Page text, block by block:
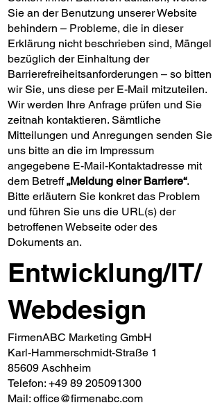
Sie an der Benutzung unserer Website
behindern – Probleme, die in dieser
Erklärung nicht beschrieben sind, Mängel
bezüglich der Einhaltung der
Barrierefreiheitsanforderungen – so bitten
wir Sie, uns diese per E-Mail mitzuteilen.
Wir werden Ihre Anfrage prüfen und Sie
zeitnah kontaktieren. Sämtliche
Mitteilungen und Anregungen senden Sie
uns bitte an die im Impressum
angegebene E-Mail-Kontaktadresse mit
dem Betreff„Meldung einer Barriere“.
Bitte erläutern Sie konkret das Problem
und führen Sie uns die URL(s) der
betroffenen Webseite oder des
Dokuments an.
Entwicklung/IT/
Webdesign
FirmenABC Marketing GmbH
Karl-Hammerschmidt-Straße 1
85609 Aschheim
Telefon:+49 89 205091300
Mail:office@firmenabc.com